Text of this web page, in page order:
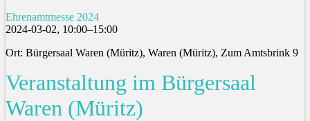
Ehrenamtmesse 2024
2024-03-02, 10:00–15:00
Ort: Bürgersaal Waren (Müritz), Waren (Müritz), Zum Amtsbrink 9
Veranstaltung im Bürgersaal
Waren (Müritz)